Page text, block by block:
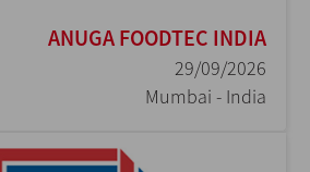
ANUGA FOODTEC INDIA
29/09/2026
Mumbai - India